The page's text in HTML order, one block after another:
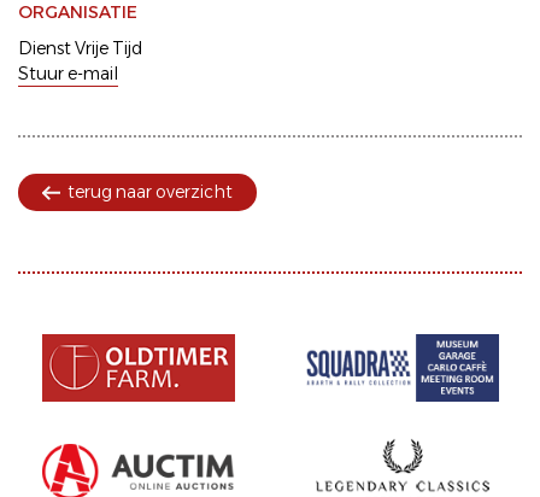
ORGANISATIE
Dienst Vrije Tijd
Stuur e-mail
terug naar overzicht